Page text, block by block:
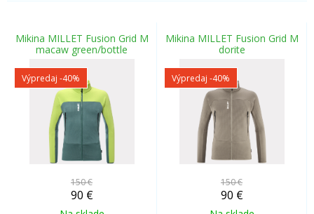
Mikina MILLET Fusion Grid M
macaw green/bottle
Výpredaj -40%
150 €
90 €
Mikina MILLET Fusion Grid M
dorite
Výpredaj -40%
150 €
90 €